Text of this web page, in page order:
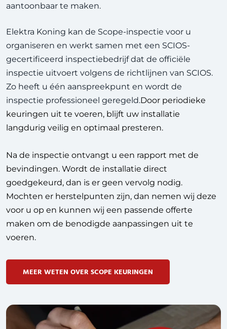
aantoonbaar te maken.
Elektra Koning kan de Scope-inspectie voor u
organiseren en werkt samen met een SCIOS-
gecertificeerd inspectiebedrijf dat de officiële
inspectie uitvoert volgens de richtlijnen van SCIOS.
Zo heeft u één aanspreekpunt en wordt de
inspectie professioneel geregeld.Door periodieke
keuringen uit te voeren, blijft uw installatie
langdurig veilig en optimaal presteren.
Na de inspectie ontvangt u een rapport met de
bevindingen. Wordt de installatie direct
goedgekeurd, dan is er geen vervolg nodig.
Mochten er herstelpunten zijn, dan nemen wij deze
voor u op en kunnen wij een passende offerte
maken om de benodigde aanpassingen uit te
voeren.
MEER WETEN OVER SCOPE KEURINGEN